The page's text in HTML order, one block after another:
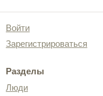
Войти
Зарегистрироваться
Разделы
Люди